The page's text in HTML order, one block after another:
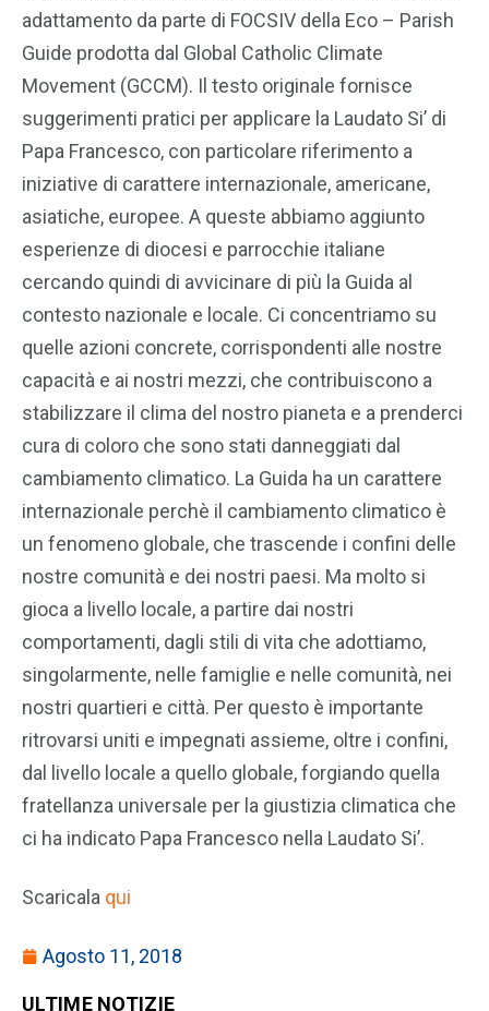
adattamento da parte di FOCSIV della Eco – Parish
Guide prodotta dal Global Catholic Climate
Movement (GCCM). Il testo originale fornisce
suggerimenti pratici per applicare la Laudato Si’ di
Papa Francesco, con particolare riferimento a
iniziative di carattere internazionale, americane,
asiatiche, europee. A queste abbiamo aggiunto
esperienze di diocesi e parrocchie italiane
cercando quindi di avvicinare di più la Guida al
contesto nazionale e locale. Ci concentriamo su
quelle azioni concrete, corrispondenti alle nostre
capacità e ai nostri mezzi, che contribuiscono a
stabilizzare il clima del nostro pianeta e a prenderci
cura di coloro che sono stati danneggiati dal
cambiamento climatico. La Guida ha un carattere
internazionale perchè il cambiamento climatico è
un fenomeno globale, che trascende i confini delle
nostre comunità e dei nostri paesi. Ma molto si
gioca a livello locale, a partire dai nostri
comportamenti, dagli stili di vita che adottiamo,
singolarmente, nelle famiglie e nelle comunità, nei
nostri quartieri e città. Per questo è importante
ritrovarsi uniti e impegnati assieme, oltre i confini,
dal livello locale a quello globale, forgiando quella
fratellanza universale per la giustizia climatica che
ci ha indicato Papa Francesco nella Laudato Si’.
Scaricala qui
Agosto 11, 2018
ULTIME NOTIZIE